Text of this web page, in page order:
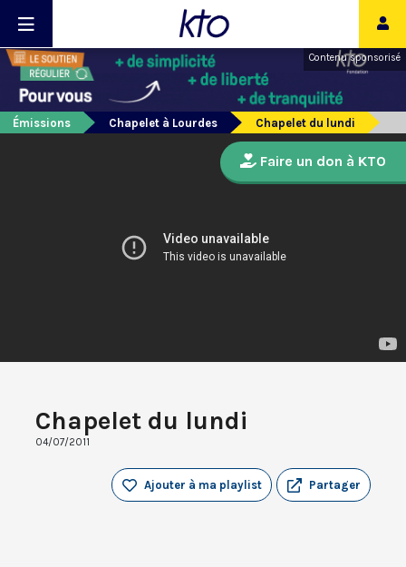
Contenu sponsorisé
Émissions Chapelet à Lourdes Chapelet du lundi
Chapelet du lundi
04/07/2011
Partager
Ajouter à ma playlist
Faire un don à KTO